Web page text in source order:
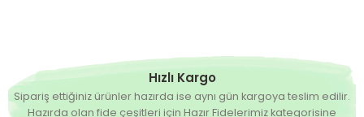
Hızlı Kargo
Sipariş ettiğiniz ürünler hazırda ise aynı gün kargoya teslim edilir.
Hazırda olan fide çeşitleri için Hazır Fidelerimiz kategorisine